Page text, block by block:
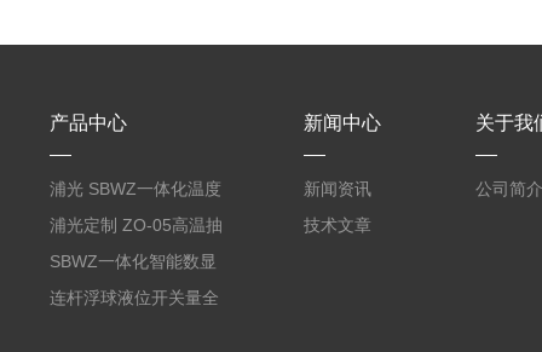
产品中心
浦光 SBWZ一体化温度
变送器传感器 防爆热电
阻PT100 数显远传4-
20mA2
浦光定制 ZO-05高温抽
气式氧化锆分析仪 防爆
耐腐蚀检测仪
SBWZ一体化智能数显
温度变送器传感器防爆
连杆浮球液位开关量全
新闻中心
新闻资讯
技术文章
关于我
公司简介